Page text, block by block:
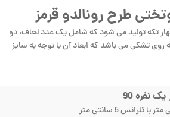
طرح رونالدو قرمز
تکه تولید می شود که شامل یک عدد لحاف، دو
تشکی می باشد که ابعاد آن با توجه به سایز
نفره 90